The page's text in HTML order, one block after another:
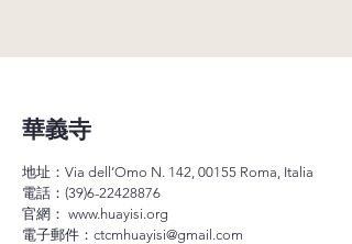
華義寺
地址：Via dell’Omo N. 142, 00155 Roma, Italia
電話：(39)6-22428876
官網： www.huayisi.org
電子郵件： ctcmhuayisi@gmail.com